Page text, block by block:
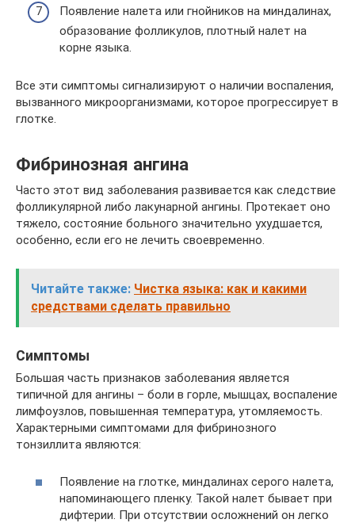
Появление налета или гнойников на миндалинах,
образование фолликулов, плотный налет на
корне языка.
Все эти симптомы сигнализируют о наличии воспаления,
вызванного микроорганизмами, которое прогрессирует в
глотке.
Фибринозная ангина
Часто этот вид заболевания развивается как следствие
фолликулярной либо лакунарной ангины. Протекает оно
тяжело, состояние больного значительно ухудшается,
особенно, если его не лечить своевременно.
Читайте также: Чистка языка: как и какими
средствами сделать правильно
Симптомы
Большая часть признаков заболевания является
типичной для ангины – боли в горле, мышцах, воспаление
лимфоузлов, повышенная температура, утомляемость.
Характерными симптомами для фибринозного
тонзиллита являются:
Появление на глотке, миндалинах серого налета,
напоминающего пленку. Такой налет бывает при
дифтерии. При отсутствии осложнений он легко